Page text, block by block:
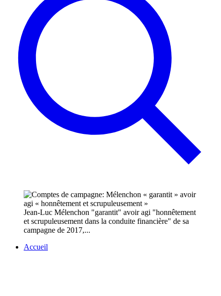
Jean-Luc Mélenchon "garantit" avoir agi "honnêtement
et scrupuleusement dans la conduite financière" de sa
campagne de 2017,...
Accueil